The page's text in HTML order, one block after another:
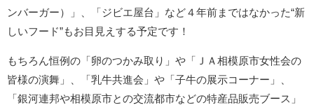
ンバーガー）」、「ジビエ屋台」など４年前まではなかった“新
しいフード”もお目見えする予定です！
もちろん恒例の「卵のつかみ取り」や「ＪＡ相模原市女性会の
皆様の演舞」、「乳牛共進会」や「子牛の展示コーナー」、
「銀河連邦や相模原市との交流都市などの特産品販売ブース」